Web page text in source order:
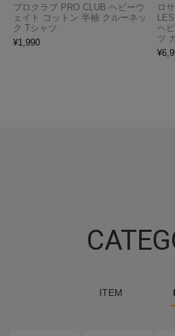
プロクラブ PRO CLUB ヘビーウ
ェイト コットン 半袖 クルーネッ
ク Tシャツ
¥1,990
ロ
ヘ
ツ
¥
ITEM